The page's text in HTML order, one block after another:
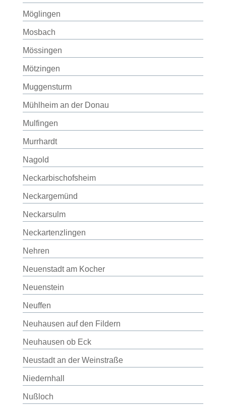
Möglingen
Mosbach
Mössingen
Mötzingen
Muggensturm
Mühlheim an der Donau
Mulfingen
Murrhardt
Nagold
Neckarbischofsheim
Neckargemünd
Neckarsulm
Neckartenzlingen
Nehren
Neuenstadt am Kocher
Neuenstein
Neuffen
Neuhausen auf den Fildern
Neuhausen ob Eck
Neustadt an der Weinstraße
Niedernhall
Nußloch